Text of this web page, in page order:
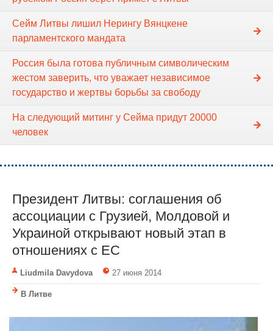
Сейм Литвы лишил Нерингу Вянцкене
парламентского мандата
Россия была готова публичным символическим
жестом заверить, что уважает независимое
государство и жертвы борьбы за свободу
На следующий митинг у Сейма придут 20000
человек
Президент Литвы: соглашения об
ассоциации с Грузией, Молдовой и
Украиной открывают новый этап в
отношениях с ЕС
Liudmila Davydova 27 июня 2014
В Литве